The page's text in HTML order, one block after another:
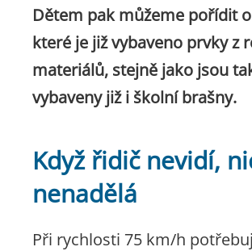
Dětem pak můžeme pořídit
které je již vybaveno prvky z
materiálů, stejně jako jsou
vybaveny již i školní brašny.
Když řidič nevidí,
nenadělá
Při rychlosti 75 km/h